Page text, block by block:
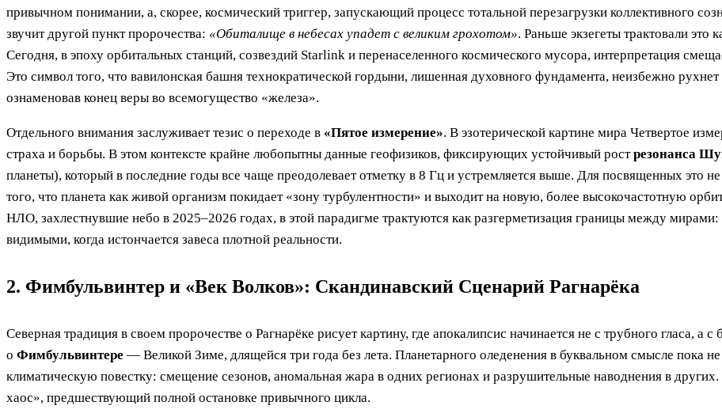
привычном понимании, а, скорее, космический триггер, запускающий процесс тотальной перезагрузки коллективного
звучит другой пункт пророчества: «Обиталище в небесах упадет с великим грохотом». Раньше экзегеты трактовали это
Сегодня, в эпоху орбитальных станций, созвездий Starlink и перенаселенного космического мусора, интерпретация
Это символ того, что вавилонская башня технократической гордыни, лишенная духовного фундамента, неизбежно
ознаменовав конец веры во всемогущество «железа».
Отдельного внимания заслуживает тезис о переходе в «Пятое измерение». В эзотерической картине мира Четвертое
страха и борьбы. В этом контексте крайне любопытны данные геофизиков, фиксирующих устойчивый рострезонанса
планеты), который в последние годы все чаще преодолевает отметку в 8 Гц и устремляется выше. Для посвященных это
того, что планета как живой организм покидает «зону турбулентности» и выходит на новую, более высокочастотную
НЛО, захлестнувшие небо в 2025–2026 годах, в этой парадигме трактуются как разгерметизация границы между мирами:
видимыми, когда истончается завеса плотной реальности.
2. Фимбульвинтер и «Век Волков»: Скандинавский Сценарий Рагнарёка
Северная традиция в своем пророчестве о Рагнарёке рисует картину, где апокалипсис начинается не с трубного гласа, а
о Фимбульвинтере — Великой Зиме, длящейся три года без лета. Планетарного оледенения в буквальном смысле пока не
климатическую повестку: смещение сезонов, аномальная жара в одних регионах и разрушительные наводнения в
хаос», предшествующий полной остановке привычного цикла.